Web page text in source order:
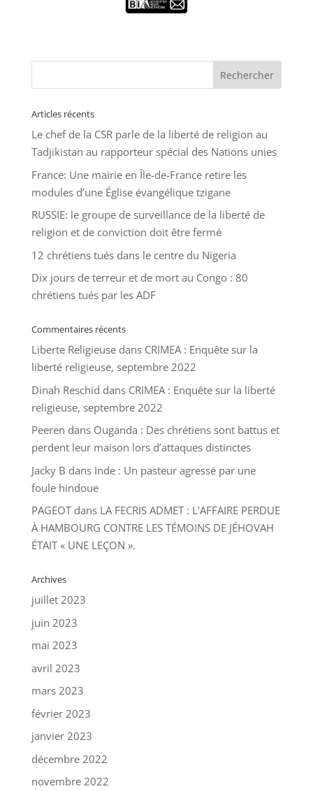
Articles récents
Le chef de la CSR parle de la liberté de religion au
Tadjikistan au rapporteur spécial des Nations unies
France: Une mairie en Île-de-France retire les
modules d’une Église évangélique tzigane
RUSSIE: le groupe de surveillance de la liberté de
religion et de conviction doit être fermé
12 chrétiens tués dans le centre du Nigeria
Dix jours de terreur et de mort au Congo : 80
chrétiens tués par les ADF
Commentaires récents
Liberte Religieusedans CRIMEA : Enquête sur la
liberté religieuse, septembre 2022
Dinah Reschid dans CRIMEA : Enquête sur la liberté
religieuse, septembre 2022
Peeren dans Ouganda : Des chrétiens sont battus et
perdent leur maison lors d’attaques distinctes
Jacky B dans Inde : Un pasteur agressé par une
foule hindoue
PAGEOTdans LA FECRIS ADMET : L’AFFAIRE PERDUE
À HAMBOURG CONTRE LES TÉMOINS DE JÉHOVAH
ÉTAIT « UNE LEÇON ».
Archives
juillet 2023
juin 2023
mai 2023
avril 2023
mars 2023
février 2023
janvier 2023
décembre 2022
novembre 2022